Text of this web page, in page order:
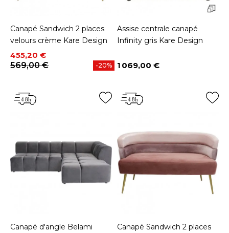
Canapé Sandwich 2 places
velours crème Kare Design
Prix
455,20 €
Prix de base
569,00 €
-20%
Assise centrale canapé
Infinity gris Kare Design
Prix
1 069,00 €
Canapé d'angle Belami
Canapé Sandwich 2 places